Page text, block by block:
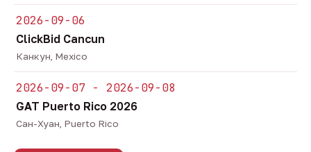
2026-09-06
ClickBid Cancun
Канкун, Mexico
2026-09-07 - 2026-09-08
GAT Puerto Rico 2026
Сан-Хуан, Puerto Rico